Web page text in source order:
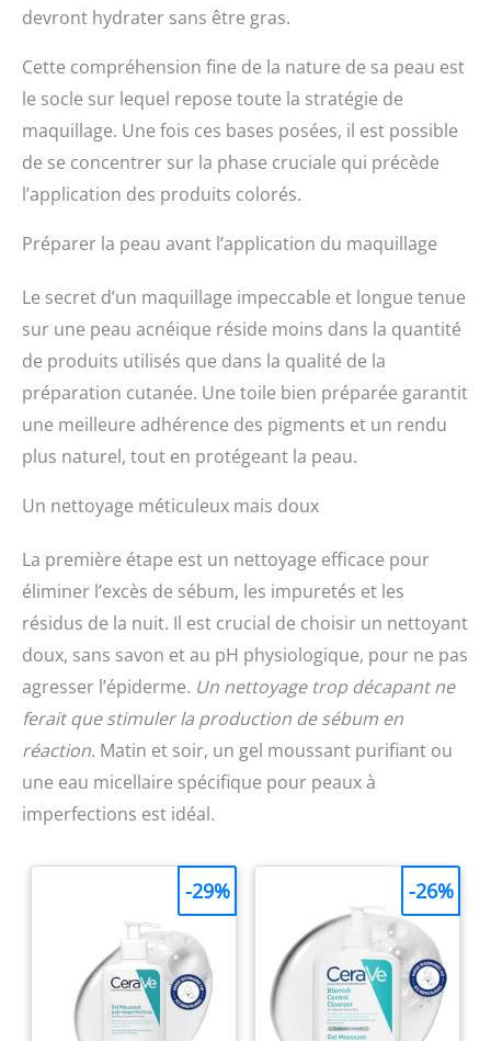
devront hydrater sans être gras.
Cette compréhension fine de la nature de sa peau est
le socle sur lequel repose toute la stratégie de
maquillage. Une fois ces bases posées, il est possible
de se concentrer sur la phase cruciale qui précède
l’application des produits colorés.
Préparer la peau avant l’application du maquillage
Le secret d’un maquillage impeccable et longue tenue
sur une peau acnéique réside moins dans la quantité
de produits utilisés que dans la qualité de la
préparation cutanée. Une toile bien préparée garantit
une meilleure adhérence des pigments et un rendu
plus naturel, tout en protégeant la peau.
Un nettoyage méticuleux mais doux
La première étape est un nettoyage efficace pour
éliminer l’excès de sébum, les impuretés et les
résidus de la nuit. Il est crucial de choisir un nettoyant
doux, sans savon et au pH physiologique, pour ne pas
agresser l’épiderme. Un nettoyage trop décapant ne
ferait que stimuler la production de sébum en
réaction. Matin et soir, un gel moussant purifiant ou
une eau micellaire spécifique pour peaux à
imperfections est idéal.
-29% -26%